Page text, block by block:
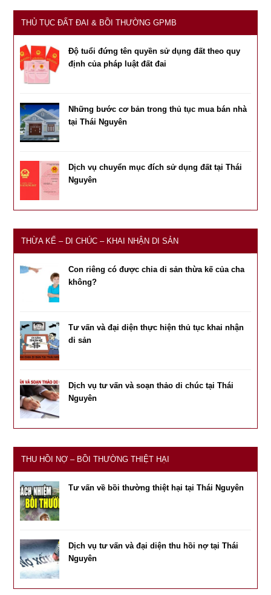
THỦ TỤC ĐẤT ĐAI & BỒI THƯỜNG GPMB
Độ tuổi đứng tên quyền sử dụng đất theo quy
định của pháp luật đất đai
Những bước cơ bản trong thủ tục mua bán nhà
tại Thái Nguyên
Dịch vụ chuyển mục đích sử dụng đất tại Thái
Nguyên
THỪA KẾ – DI CHÚC – KHAI NHẬN DI SẢN
Con riêng có được chia di sản thừa kế của cha
không?
Tư vấn và đại diện thực hiện thủ tục khai nhận
di sản
Dịch vụ tư vấn và soạn thảo di chúc tại Thái
Nguyên
THU HỒI NỢ – BỒI THƯỜNG THIỆT HẠI
Tư vấn về bồi thường thiệt hại tại Thái Nguyên
Dịch vụ tư vấn và đại diện thu hồi nợ tại Thái
Nguyên